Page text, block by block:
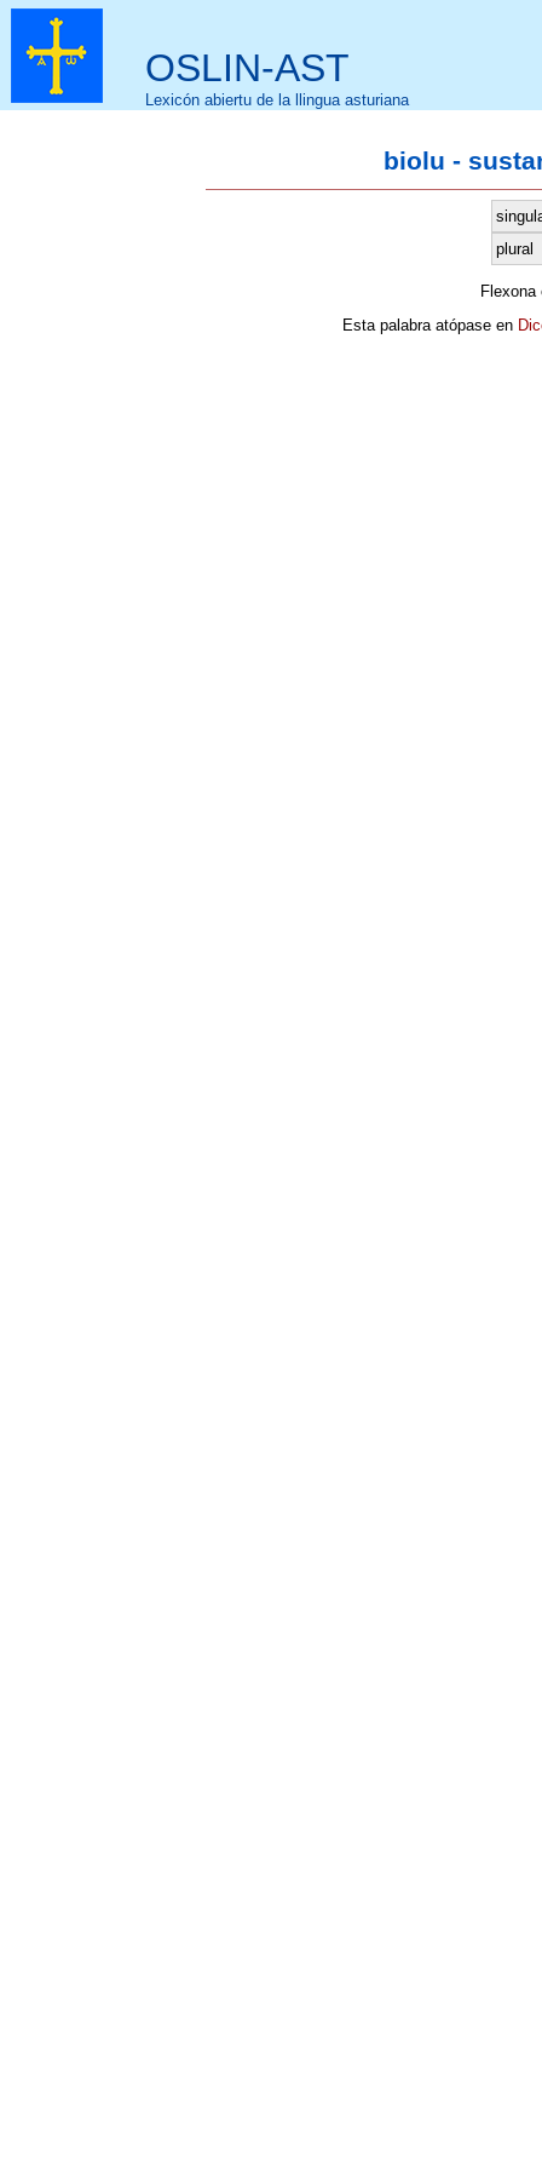
OSLIN-AST
Lexicón abiertu de la llingua asturiana
biolu -
plural
Esta palabra atópase en